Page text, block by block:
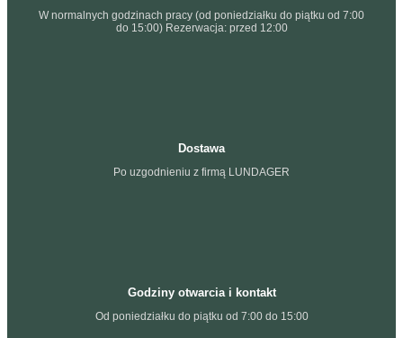
W normalnych godzinach pracy (od poniedziałku do piątku od 7:00
do 15:00) Rezerwacja: przed 12:00
Dostawa
Po uzgodnieniu z firmą LUNDAGER
Godziny otwarcia i kontakt
Od poniedziałku do piątku od 7:00 do 15:00